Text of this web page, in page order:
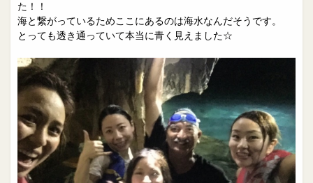
た！！
海と繋がっているためここにあるのは海水なんだそうです。
とっても透き通っていて本当に青く見えました☆